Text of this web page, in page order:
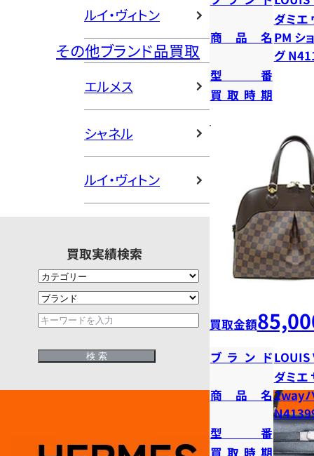
ルイ・ヴィトン
その他ブランド品買取
エルメス
シャネル
ルイ・ヴィトン
買取実績検索
商品名
ダミエ
PM シ
グ
型番
買取時期
買取金額
ブランドLOUIS
商品名
ダミエ
2way
型番